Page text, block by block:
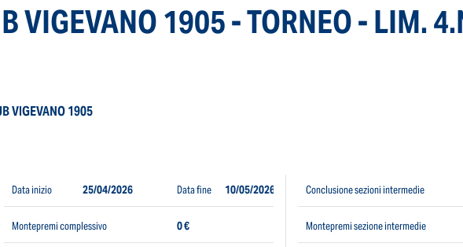
VIGEVANO 1905 - TORNEO - LIM.
VIGEVANO 1905
Data inizio 25/04/2026 Data fine 10/05/2026
Montepremi complessivo 0 €
Conclusione sezioni intermedie
Montepremi sezione intermedie